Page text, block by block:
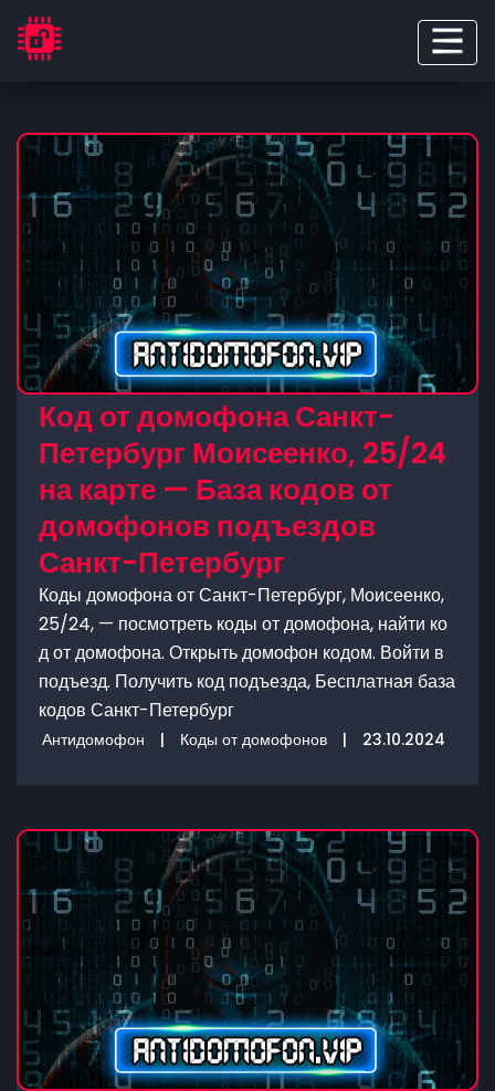
Код от домофона Санкт-
Петербург Моисеенко, 25/24
на карте — База кодов от
домофонов подъездов
Санкт-Петербург
Коды домофона от Санкт-Петербург, Моисеенко,
25/24, — посмотреть коды от домофона, найти ко
д от домофона. Открыть домофон кодом. Войти в
подъезд. Получить код подъезда, Бесплатная база
кодов Санкт-Петербург
Антидомофон | Коды от домофонов | 23.10.2024